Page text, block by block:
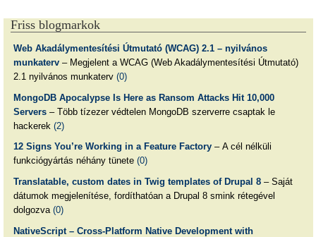
Friss blogmarkok
Web Akadálymentesítési Útmutató (WCAG) 2.1 – nyilvános
munkaterv– Megjelent a WCAG (Web Akadálymentesítési Útmutató)
2.1 nyilvános munkaterv (0)
MongoDB Apocalypse Is Here as Ransom Attacks Hit 10,000
Servers– Több tízezer védtelen MongoDB szerverre csaptak le
hackerek (2)
12 Signs You’re Working in a Feature Factory– A cél nélküli
funkciógyártás néhány tünete (0)
Translatable, custom dates in Twig templates of Drupal 8– Saját
dátumok megjelenítése, fordíthatóan a Drupal 8 smink rétegével
dolgozva (0)
NativeScript – Cross-Platform Native Development with